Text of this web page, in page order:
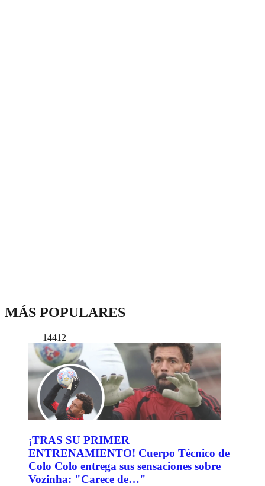
MÁS POPULARES
14412
¡TRAS SU PRIMER
ENTRENAMIENTO! Cuerpo Técnico de
Colo Colo entrega sus sensaciones sobre
Vozinha: "Carece de…"